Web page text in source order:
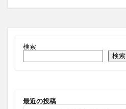
検索
検索
最近の投稿